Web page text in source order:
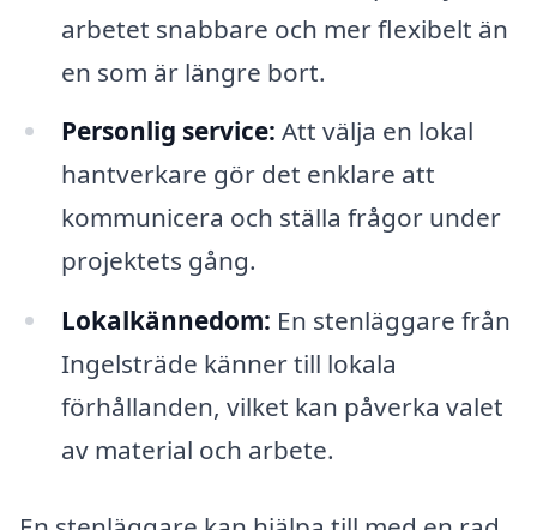
arbetet snabbare och mer flexibelt än
en som är längre bort.
Personlig service: Att välja en lokal
hantverkare gör det enklare att
kommunicera och ställa frågor under
projektets gång.
Lokalkännedom: En stenläggare från
Ingelsträde känner till lokala
förhållanden, vilket kan påverka valet
av material och arbete.